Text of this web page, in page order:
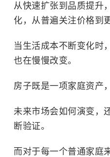
从快速扩张到品质提升
化，从普遍关注价格到
当生活成本不断变化时
也在慢慢改变。
房子既是一项家庭资产
未来市场会如何演变，
断验证。
而对于每一个普通家庭